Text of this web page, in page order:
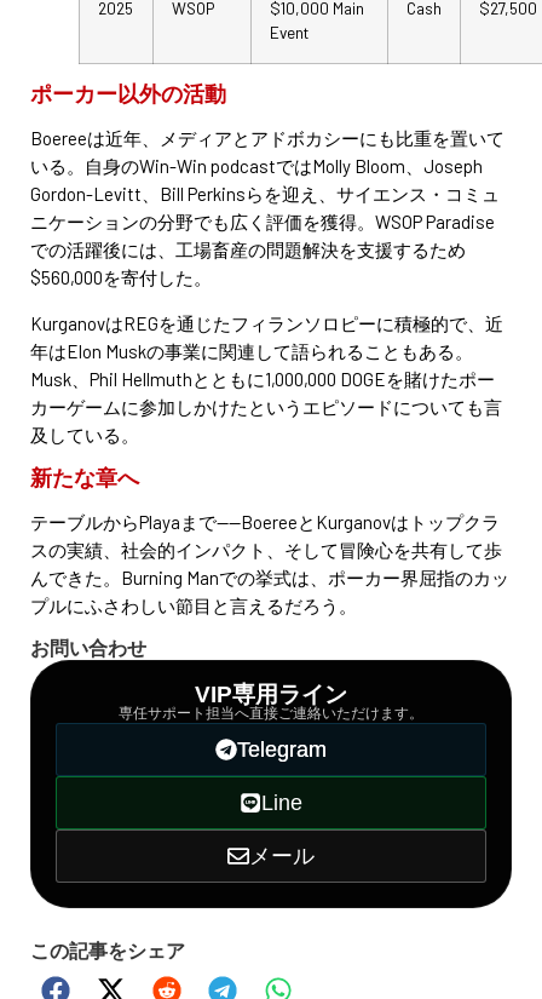
2025 WSOP
$10,000 Main
Event
Cash $27,500
ポーカー以外の活動
Boereeは近年、メディアとアドボカシーにも比重を置いて
いる。自身のWin-Win podcastではMolly Bloom、Joseph
Gordon-Levitt、Bill Perkinsらを迎え、サイエンス・コミュ
ニケーションの分野でも広く評価を獲得。WSOP Paradise
での活躍後には、工場畜産の問題解決を支援するため
$560,000を寄付した。
KurganovはREGを通じたフィランソロピーに積極的で、近
年はElon Muskの事業に関連して語られることもある。
Musk、Phil Hellmuthとともに1,000,000 DOGEを賭けたポー
カーゲームに参加しかけたというエピソードについても言
及している。
新たな章へ
テーブルからPlayaまで——BoereeとKurganovはトップクラ
スの実績、社会的インパクト、そして冒険心を共有して歩
んできた。Burning Manでの挙式は、ポーカー界屈指のカッ
プルにふさわしい節目と言えるだろう。
お問い合わせ
VIP専用ライン
専任サポート担当へ直接ご連絡いただけます。
Telegram
Line
メール
この記事をシェア